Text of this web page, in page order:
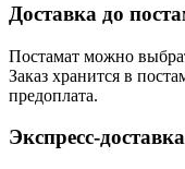
Доставка до
Постамат можно
Заказ хранится в
предоплата.
Экспресс-